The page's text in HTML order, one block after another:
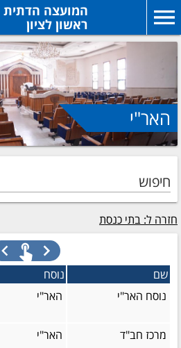
המועצה הדתית
ראשון לציון
האר"י
חיפוש
חזרה ל: בתי כנסת
שם נוסח
נוסח האר"י
האר"י
מרכז חב"ד האר"י